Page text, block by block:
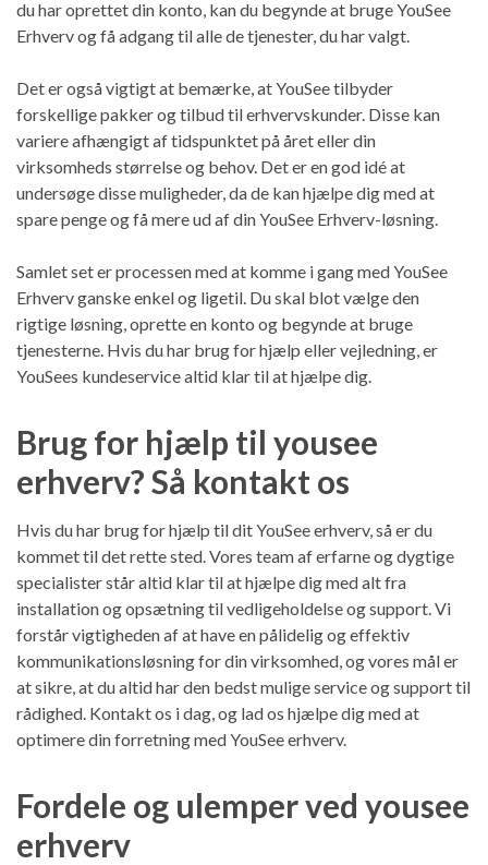
du har oprettet din konto, kan du begynde at bruge YouSee
Erhverv og få adgang til alle de tjenester, du har valgt.
Det er også vigtigt at bemærke, at YouSee tilbyder
forskellige pakker og tilbud til erhvervskunder. Disse kan
variere afhængigt af tidspunktet på året eller din
virksomheds størrelse og behov. Det er en god idé at
undersøge disse muligheder, da de kan hjælpe dig med at
spare penge og få mere ud af din YouSee Erhverv-løsning.
Samlet set er processen med at komme i gang med YouSee
Erhverv ganske enkel og ligetil. Du skal blot vælge den
rigtige løsning, oprette en konto og begynde at bruge
tjenesterne. Hvis du har brug for hjælp eller vejledning, er
YouSees kundeservice altid klar til at hjælpe dig.
Brug for hjælp til yousee
erhverv? Så kontakt os
Hvis du har brug for hjælp til dit YouSee erhverv, så er du
kommet til det rette sted. Vores team af erfarne og dygtige
specialister står altid klar til at hjælpe dig med alt fra
installation og opsætning til vedligeholdelse og support. Vi
forstår vigtigheden af at have en pålidelig og effektiv
kommunikationsløsning for din virksomhed, og vores mål er
at sikre, at du altid har den bedst mulige service og support til
rådighed. Kontakt os i dag, og lad os hjælpe dig med at
optimere din forretning med YouSee erhverv.
Fordele og ulemper ved yousee
erhverv